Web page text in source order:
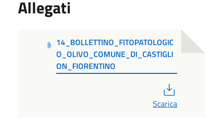
Allegati
14_BOLLETTINO_FITOPATOLOGIC
O_OLIVO_COMUNE_DI_CASTIGLI
ON_FIORENTINO
Scarica